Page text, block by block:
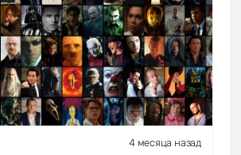
4 месяца назад